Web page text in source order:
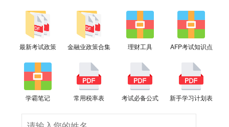
最新考试政策 金融业政策合集 理财工具 AFP考试知识点
学霸笔记 常用税率表 考试必备公式 新手学习计划表